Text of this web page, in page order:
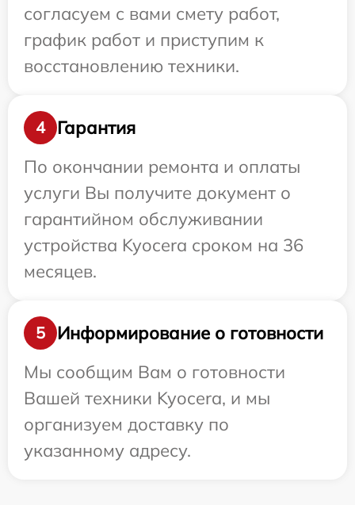
согласуем с вами смету работ,
график работ и приступим к
восстановлению техники.
4
Гарантия
По окончании ремонта и оплаты
услуги Вы получите документ о
гарантийном обслуживании
устройства Kyocera сроком на 36
месяцев.
5
Информирование о готовности
Мы сообщим Вам о готовности
Вашей техники Kyocera, и мы
организуем доставку по
указанному адресу.